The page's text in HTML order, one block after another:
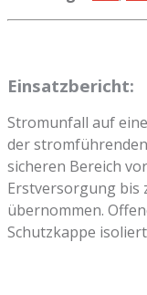
Einsatzbericht:
Stromunfall auf
der
sicheren Bereich
Erstversorgung bis
übernommen.
Schutzkappe